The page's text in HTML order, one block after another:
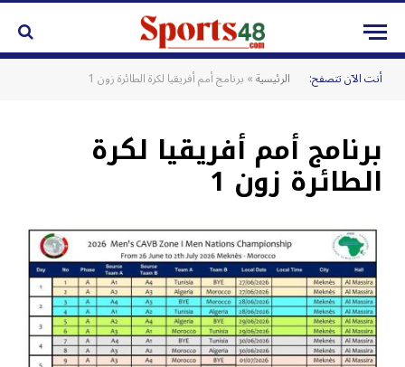
أنت الآن تتصفح: الرئيسية» برنامج أمم أفريقيا لكرة الطائرة زون 1
برنامج أمم أفريقيا لكرة
الطائرة زون 1